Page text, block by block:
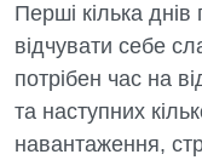
Перші кілька
відчувати себе
потрібен час на
та наступних
навантаження,